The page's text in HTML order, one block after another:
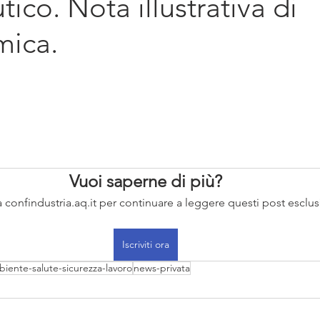
Nota illustrativa di
Vuoi saperne di più?
confindustria.aq.it per continuare a leggere questi post
Iscriviti ora
salute-sicurezza-lavoronews-privata